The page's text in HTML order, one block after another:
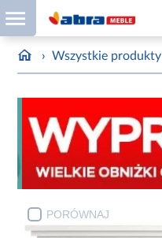
› Wszystkie produkty
PORÓWNAJ